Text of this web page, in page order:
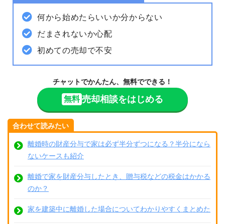
何から始めたらいいか分からない
だまされないか心配
初めての売却で不安
チャットでかんたん、無料でできる！
無料 売却相談をはじめる
合わせて読みたい
離婚時の財産分与で家は必ず半分ずつになる？半分になら
ないケースも紹介
離婚で家を財産分与したとき、贈与税などの税金はかかる
のか？
家を建築中に離婚した場合についてわかりやすくまとめた